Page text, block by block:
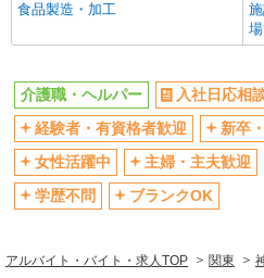
バイク通勤OK
残業少なめ（月20h未満）
社会保険あり
退職金・財形貯蓄制度あり
制服貸与
資格取得支援制度あり
医療・介護
食品製造・加工
介護職・ヘルパー 入社日応相
経験者・有資格者歓迎
新卒
女性活躍中
主婦・主夫歓迎
学歴不問
ブランクOK
アルバイト・バイト・求人TOP 関東